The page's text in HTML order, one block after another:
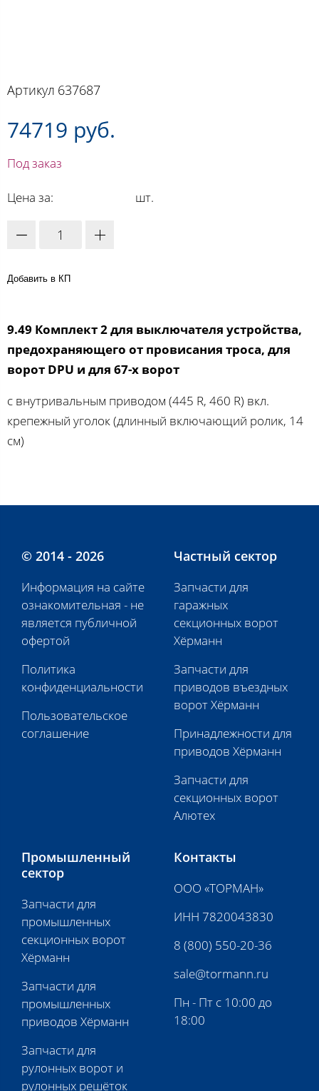
Артикул 637687
74719 руб.
Под заказ
Цена за: шт.
Добавить в КП
9.49 Комплект 2 для выключателя устройства,
предохраняющего от провисания троса, для
ворот DPU и для 67-х ворот
с внутривальным приводом (445 R, 460 R) вкл.
крепежный уголок (длинный включающий ролик, 14
см)
© 2014 - 2026
Информация на сайте
ознакомительная - не
является публичной
офертой
Политика
конфиденциальности
Пользовательское
соглашение
Частный сектор
Запчасти для
гаражных
секционных ворот
Хёрманн
Запчасти для
приводов въездных
ворот Хёрманн
Принадлежности для
приводов Хёрманн
Запчасти для
секционных ворот
Алютех
Промышленный
сектор
Запчасти для
промышленных
секционных ворот
Хёрманн
Запчасти для
промышленных
приводов Хёрманн
Запчасти для
рулонных ворот и
рулонных решёток
Контакты
ООО «ТОРМАН»
ИНН 7820043830
8 (800) 550-20-36
sale@tormann.ru
Пн - Пт с 10:00 до
18:00